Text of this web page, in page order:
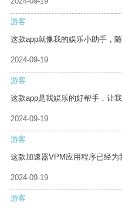
游客
这款app就像我的娱乐小助手，
2024-09-19
游客
这款app是我娱乐的好帮手，让
2024-09-19
游客
这款加速器VPM应用程序已经为
2024-09-19
游客